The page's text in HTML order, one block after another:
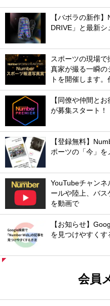
【バボラの新作
DRIVE」と最新
スポーツの現場
真家が撮る一瞬の
トを開催します。
【同僚や仲間と
が募集スタート！
【登録無料】
ポーツの「今」を
YouTubeチャン
ールや陸上、バ
を動画で
【お知らせ】
を見つけやすくす
会員